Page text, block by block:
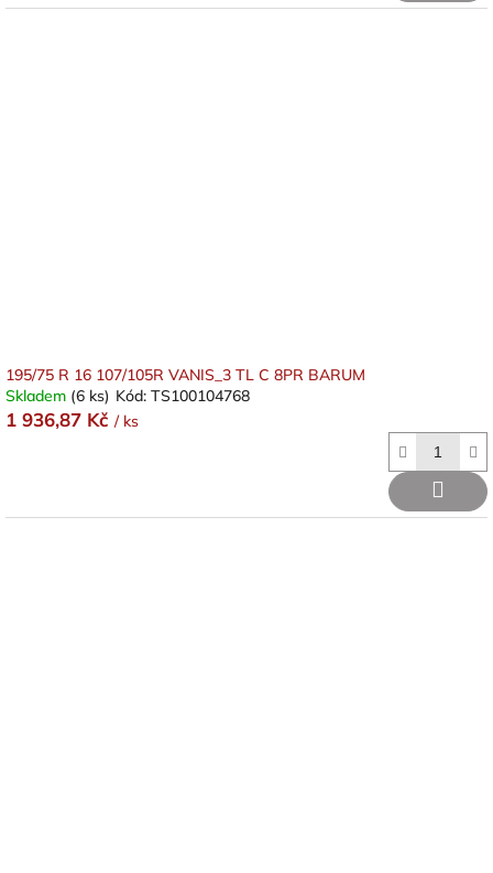
195/75 R 16 107/105R VANIS_3 TL C 8PR BARUM
Skladem (6 ks) Kód: TS100104768
1 936,87 Kč / ks